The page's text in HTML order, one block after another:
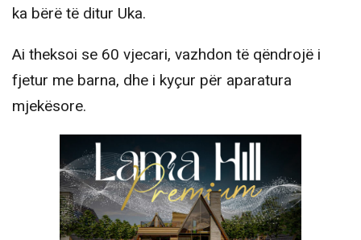
ka bërë të ditur Uka.
Ai theksoi se 60 vjecari, vazhdon të qëndrojë i
fjetur me barna, dhe i kyçur për aparatura
mjekësore.